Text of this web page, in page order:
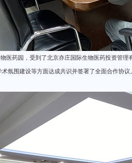
药园，受到了北京亦庄国际生物医药投资管理
氛围建设等方面达成共识并签署了全面合作协议。